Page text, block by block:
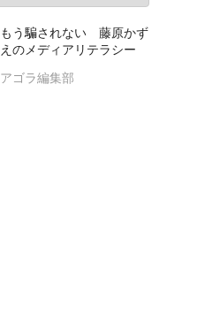
もう騙されない 藤原かず
えのメディアリテラシー
アゴラ編集部